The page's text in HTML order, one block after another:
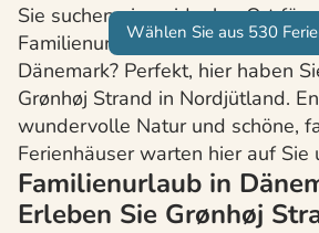
Wählen Sie aus 530
Sie suchen einen idealen Ort für
Familienurlaub in unserem
Dänemark? Perfekt, hier haben
Grønhøj Strand in Nordjütland.
wundervolle Natur und schöne,
Ferienhäuser warten hier auf Sie
Familienurlaub in
Erleben Sie Grønhøj